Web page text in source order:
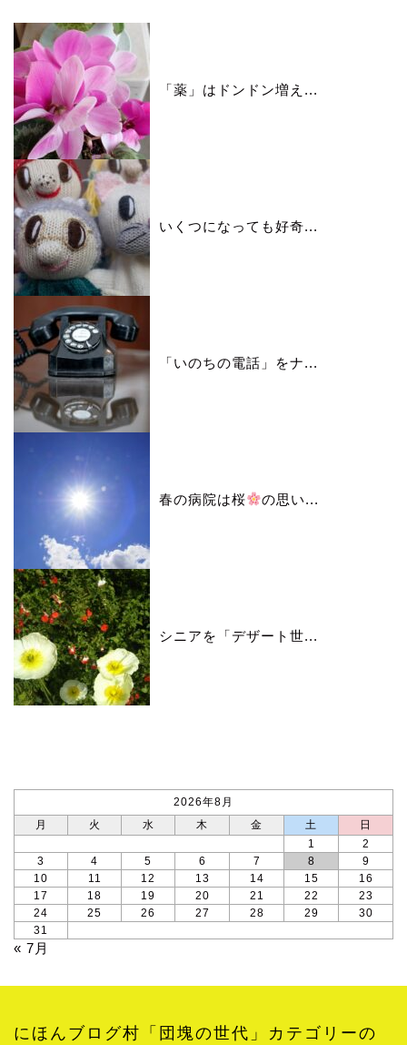
「薬」はドンドン増え...
いくつになっても好奇...
「いのちの電話」をナ...
春の病院は桜 の思い...
シニアを「デザート世...
2026年8月
月
火 水 木 金 土
日
1
2
3
4 5 6 7 8
9
10
11 12 13 14 15
16
17
18 19 20 21 22
23
24
25 26 27 28 29
30
31
« 7月
にほんブログ村「団塊の世代」カテゴリーの